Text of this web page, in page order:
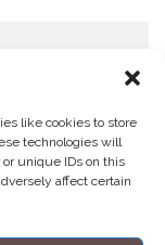
like cookies to store
technologies will
unique IDs on this
affect certain
(EU)